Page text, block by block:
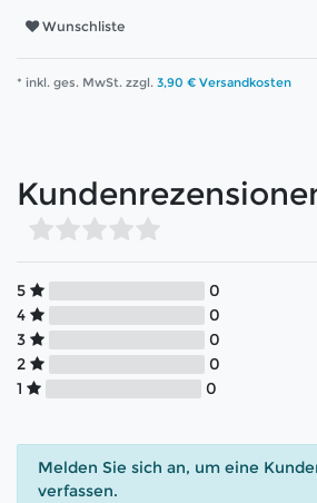
Wunschliste
* inkl. ges. MwSt. zzgl. 3,90 € Versandkosten
5
0
4
0
3
0
2
0
1
0
Melden Sie sich an, um eine
verfassen.